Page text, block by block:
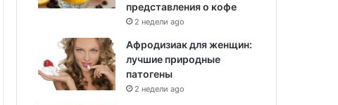
представления о кофе
2 недели ago
Афродизиак для женщин:
лучшие природные
патогены
2 недели ago